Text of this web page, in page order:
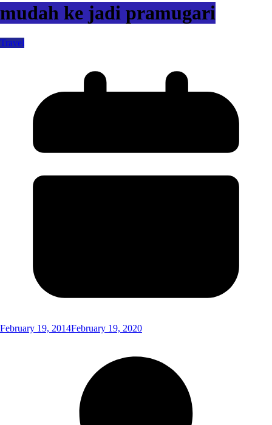
mudah ke jadi pramugari
Travel
February 19, 2014February 19, 2020